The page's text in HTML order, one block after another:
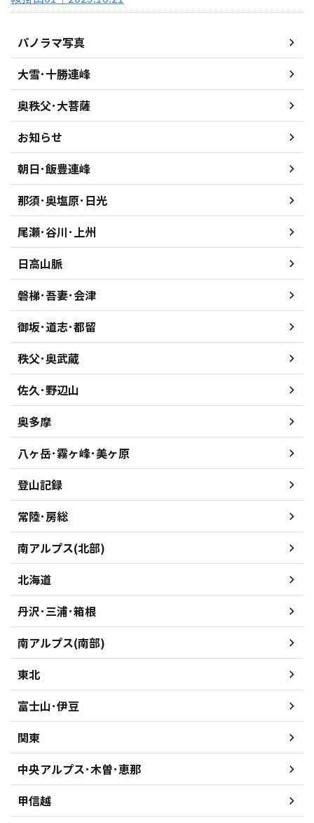
パノラマ写真
大雪･十勝連峰
奥秩父･大菩薩
お知らせ
朝日･飯豊連峰
那須･奥塩原･日光
尾瀬･谷川･上州
日高山脈
磐梯･吾妻･会津
御坂･道志･都留
秩父･奥武蔵
佐久･野辺山
奥多摩
八ヶ岳･霧ヶ峰･美ヶ原
登山記録
常陸･房総
南アルプス(北部)
北海道
丹沢･三浦･箱根
南アルプス(南部)
東北
富士山･伊豆
関東
中央アルプス･木曽･恵那
甲信越